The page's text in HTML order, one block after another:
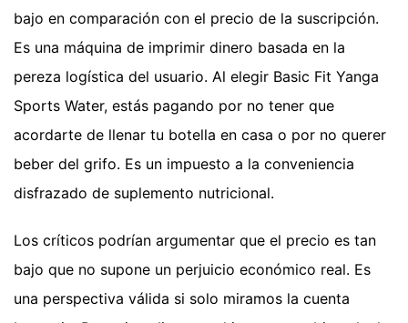
bajo en comparación con el precio de la suscripción.
Es una máquina de imprimir dinero basada en la
pereza logística del usuario. Al elegir Basic Fit Yanga
Sports Water, estás pagando por no tener que
acordarte de llenar tu botella en casa o por no querer
beber del grifo. Es un impuesto a la conveniencia
disfrazado de suplemento nutricional.
Los críticos podrían argumentar que el precio es tan
bajo que no supone un perjuicio económico real. Es
una perspectiva válida si solo miramos la cuenta